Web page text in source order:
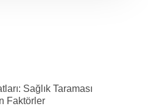
Sağlık Taraması
Faktörler